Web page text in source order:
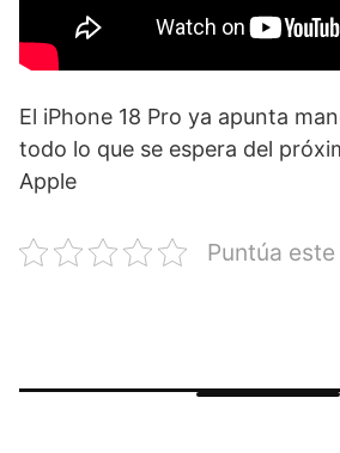
El iPhone 18 Pro ya apunta
todo lo que se espera del
Apple
Puntúa